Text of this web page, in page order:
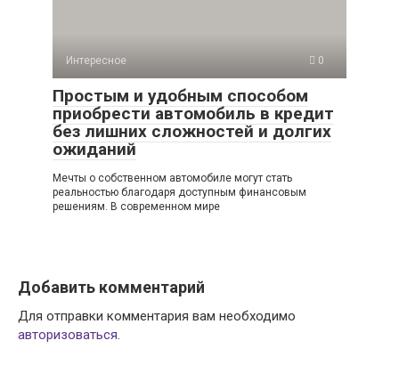
Интересное 0
Простым и удобным способом
приобрести автомобиль в кредит
без лишних сложностей и долгих
ожиданий
Мечты о собственном автомобиле могут стать
реальностью благодаря доступным финансовым
решениям. В современном мире
Добавить комментарий
Для отправки комментария вам необходимо
авторизоваться.